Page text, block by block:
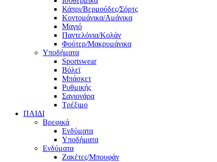
Κάπρι/Βερμούδες/Σόρτς
Κοντομάνικα/Αμάνικα
Μαγιό
Παντελόνια/Κολάν
Φούτερ/Μακρυμάνικα
Υποδήματα
Sportswear
Βόλεϊ
Μπάσκετ
Ρυθμικής
Σαγιονάρα
Τρέξιμο
ΠΑΙΔΙ
Βρεφικά
Ενδύματα
Υποδήματα
Ενδύματα
Ζακέτες/Μπουφάν